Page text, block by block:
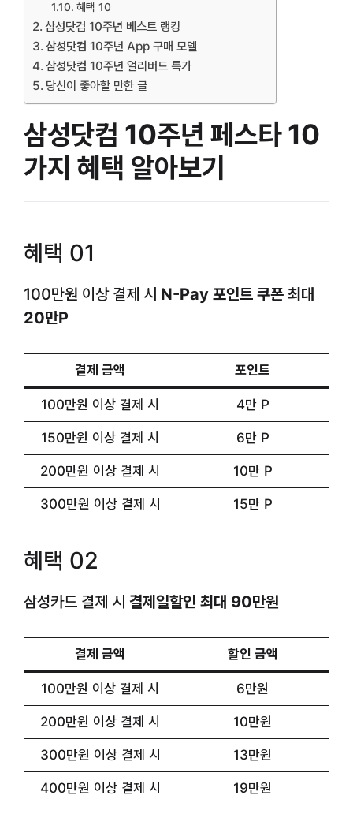
혜택 10
삼성닷컴 10주년 베스트 랭킹
삼성닷컴 10주년 App 구매 모델
삼성닷컴 10주년 얼리버드 특가
당신이 좋아할 만한 글
삼성닷컴 10주년 페스타 10
가지 혜택 알아보기
혜택 01
100만원 이상 결제 시 N-Pay 포인트 쿠폰 최대
20만P
결제 금액 포인트
100만원 이상 결제 시 4만 P
150만원 이상 결제 시 6만 P
200만원 이상 결제 시 10만 P
300만원 이상 결제 시 15만 P
혜택 02
삼성카드 결제 시 결제일할인 최대 90만원
결제 금액 할인 금액
100만원 이상 결제 시 6만원
200만원 이상 결제 시 10만원
300만원 이상 결제 시 13만원
400만원 이상 결제 시 19만원